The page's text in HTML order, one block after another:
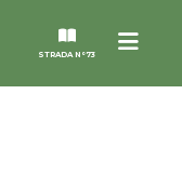
Menu
STRADA N°73